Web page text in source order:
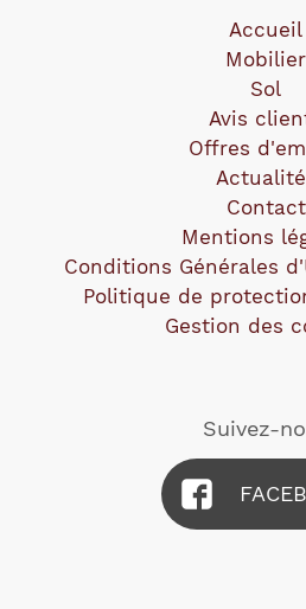
Accueil
Mobilier
Sol
Avis
Offres
Contact
Mentions
Conditions Générales
Politique de
Gestion des
Suivez-